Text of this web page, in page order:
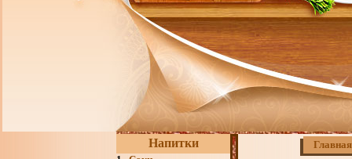
Напитки Главная